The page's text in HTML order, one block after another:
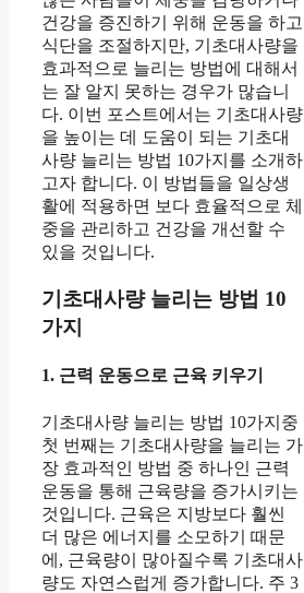
건강을 증진하기 위해 운동을 하고
식단을 조절하지만, 기초대사량을
효과적으로 늘리는 방법에 대해서
는 잘 알지 못하는 경우가 많습니
다. 이번 포스트에서는 기초대사량
을 높이는 데 도움이 되는 기초대
사량 늘리는 방법 10가지를 소개하
고자 합니다. 이 방법들을 일상생
활에 적용하면 보다 효율적으로 체
중을 관리하고 건강을 개선할 수
있을 것입니다.
기초대사량 늘리는 방법 10
가지
1. 근력 운동으로 근육 키우기
기초대사량 늘리는 방법 10가지중
첫 번째는 기초대사량을 늘리는 가
장 효과적인 방법 중 하나인 근력
운동을 통해 근육량을 증가시키는
것입니다. 근육은 지방보다 훨씬
더 많은 에너지를 소모하기 때문
에, 근육량이 많아질수록 기초대사
량도 자연스럽게 증가합니다. 주 3